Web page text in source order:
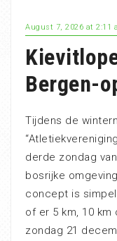
August 7, 2026 at 2:11
Bergen-
Tijdens de
derde zondag
bosrijke
concept is
of er 5 km, 10
zondag 21